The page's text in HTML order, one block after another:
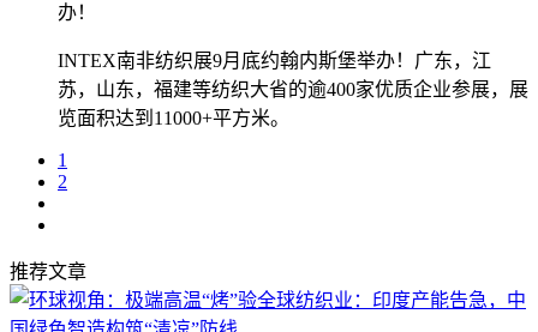
INTEX南非纺织展9月底约翰内斯堡举办！广东，江
苏，山东，福建等纺织大省的逾400家优质企业参展，展
览面积达到11000+平方米。
1
2
推荐文章